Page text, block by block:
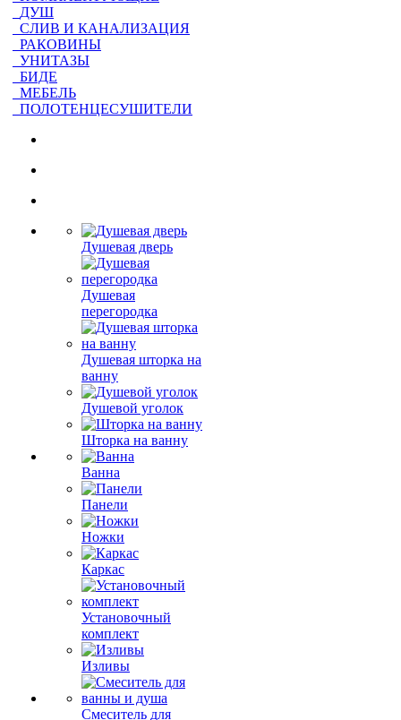
ДУШ
СЛИВ И КАНАЛИЗАЦИЯ
РАКОВИНЫ
УНИТАЗЫ
БИДЕ
МЕБЕЛЬ
ПОЛОТЕНЦЕСУШИТЕЛИ
Душевая дверь
Душевая
перегородка
Душевая шторка на
ванну
Душевой уголок
Шторка на ванну
Ванна
Панели
Ножки
Каркас
Установочный
комплект
Изливы
Смеситель для